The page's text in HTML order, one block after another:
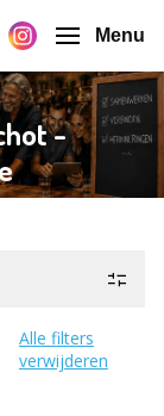
Menu
-
Alle filters
verwijderen